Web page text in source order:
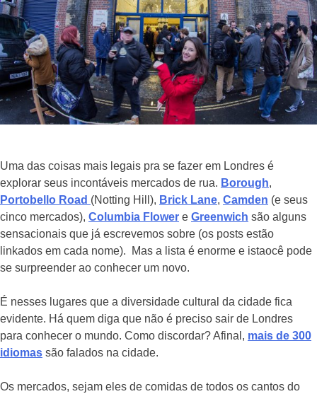
Uma das coisas mais legais pra se fazer em Londres é
explorar seus incontáveis mercados de rua. Borough,
Portobello Road (Notting Hill), Brick Lane, Camden (e seus
cinco mercados), Columbia Flower e Greenwich são alguns
sensacionais que já escrevemos sobre (os posts estão
linkados em cada nome).
Mas a lista é enorme e istaocê pode
se surpreender ao conhecer um novo.
É nesses lugares que a diversidade cultural da cidade fica
evidente. Há quem diga que não é preciso sair de Londres
para conhecer o mundo. Como discordar? Afinal, mais de 300
idiomas são falados na cidade.
Os mercados, sejam eles de comidas de todos os cantos do